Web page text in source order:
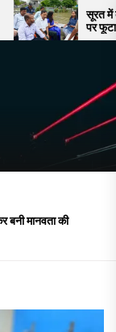
सूरत में बाढ़ से बेहाल जनता,
पर फूटा गुस्सा!
मानवता की